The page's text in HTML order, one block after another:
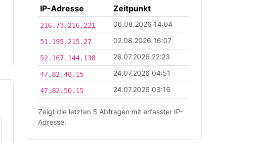
IP-Adresse Zeitpunkt
216.73.216.221 06.08.2026 14:04
51.195.215.27 02.08.2026 16:07
52.167.144.138 26.07.2026 22:23
47.82.48.15 24.07.2026 04:51
47.82.50.15 24.07.2026 03:16
Zeigt die letzten 5 Abfragen mit erfasster IP-
Adresse.